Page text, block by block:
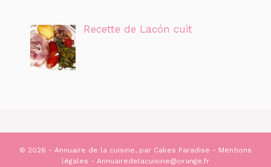
Recette de Lacón cuit
© 2026 - Annuaire de la cuisine, par Cakes Paradise - Mentions
légales - Annuairedelacuisine@orange.fr